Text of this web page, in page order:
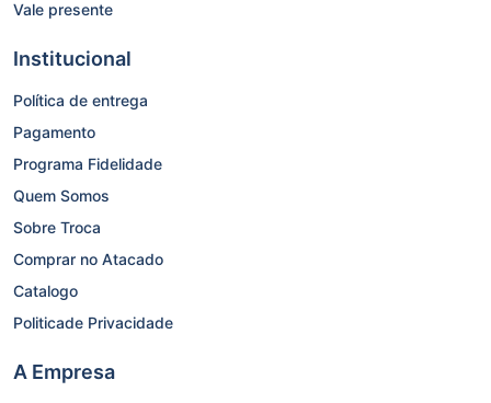
Vale presente
Institucional
Política de entrega
Pagamento
Programa Fidelidade
Quem Somos
Sobre Troca
Comprar no Atacado
Catalogo
Politicade Privacidade
A Empresa